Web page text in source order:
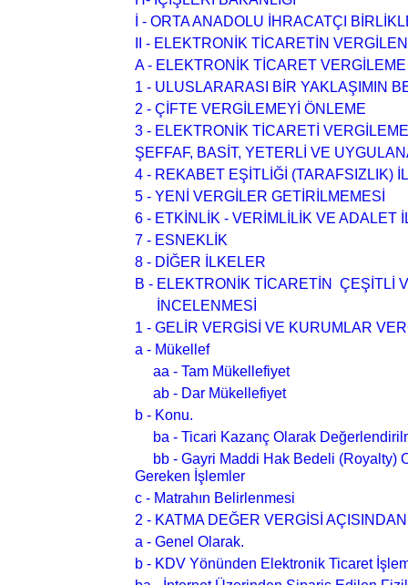
İ - ORTA ANADOLU İHRACATÇI
II - ELEKTRONİK TİCARETİN
A - ELEKTRONİK TİCARET
1 - ULUSLARARASI BİR YAKLAŞIMIN
2 - ÇİFTE VERGİLEMEYİ ÖNLEME
3 - ELEKTRONİK TİCARETİ
ŞEFFAF, BASİT, YETERLİ VE
4 - REKABET EŞİTLİĞİ (TARAFSIZLIK)
5 - YENİ VERGİLER GETİRİLMEMESİ
6 - ETKİNLİK - VERİMLİLİK VE ADALET
7 - ESNEKLİK
8 - DİĞER İLKELER
B - ELEKTRONİK TİCARETİN ÇEŞİTLİ
İNCELENMESİ
1 - GELİR VERGİSİ VE KURUMLAR
a - Mükellef
aa - Tam Mükellefiyet
ab - Dar Mükellefiyet
b - Konu.
ba - Ticari Kazanç Olarak
bb - Gayri Maddi Hak Bedeli (Royalty)
Gereken İşlemler
c - Matrahın Belirlenmesi
2 - KATMA DEĞER VERGİSİ
a - Genel Olarak.
b - KDV Yönünden Elektronik Ticaret